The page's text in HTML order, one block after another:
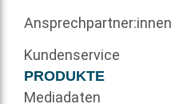
Ansprechpartner:innen
Kundenservice
PRODUKTE
Mediadaten